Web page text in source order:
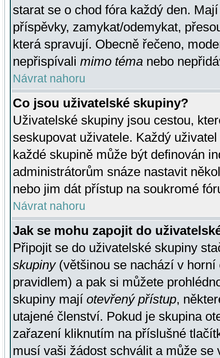
starat se o chod fóra každý den.
příspěvky, zamykat/odemykat,
která spravují. Obecně řečeno,
nepřispívali mimo téma nebo
Návrat nahoru
Co jsou uživatelské skupiny?
Uživatelské skupiny jsou cestou,
seskupovat uživatele. Každý
každé skupině může být definován
administrátorům snáze nastavit
nebo jim dát přístup na soukromé
Návrat nahoru
Jak se mohu zapojit do
Připojit se do uživatelské skupiny
skupiny(většinou se nachází v horní
pravidlem) a pak si můžete
skupiny mají otevřený přístup,
utajené členství. Pokud je skupina
zařazení kliknutím na příslušné
musí vaši žádost schválit a může se